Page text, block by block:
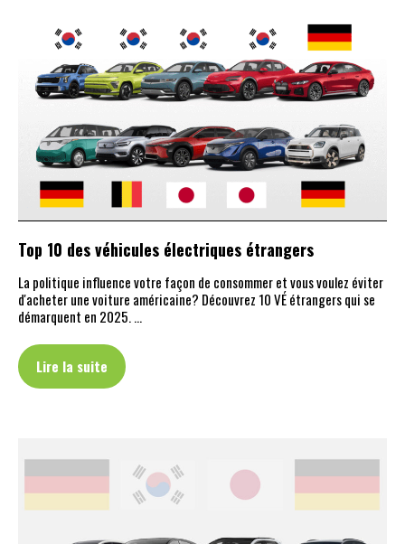
Top 10 des véhicules électriques étrangers
La politique influence votre façon de consommer et vous voulez éviter
d'acheter une voiture américaine? Découvrez 10 VÉ étrangers qui se
démarquent en 2025. …
Lire la suite